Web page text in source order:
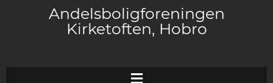
Andelsboligforeningen
Kirketoften, Hobro